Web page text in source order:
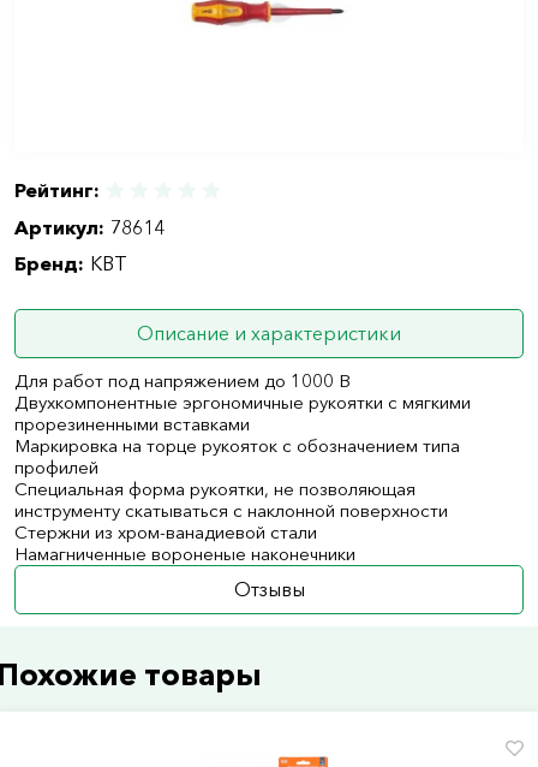
Рейтинг:
Артикул: 78614
Бренд: КВТ
Описание и характеристики
Для работ под напряжением до 1000 В
Двухкомпонентные эргономичные рукоятки с мягкими
прорезиненными вставками
Маркировка на торце рукояток с обозначением типа
профилей
Специальная форма рукоятки, не позволяющая
инструменту скатываться с наклонной поверхности
Стержни из хром-ванадиевой стали
Намагниченные вороненые наконечники
Отзывы
товары